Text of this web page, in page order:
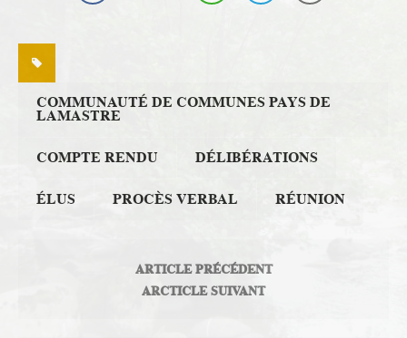
COMMUNAUTÉ DE COMMUNES PAYS DE
LAMASTRE
COMPTE RENDU DÉLIBÉRATIONS
ÉLUS PROCÈS VERBAL RÉUNION
ARTICLE PRÉCÉDENT
ARCTICLE SUIVANT